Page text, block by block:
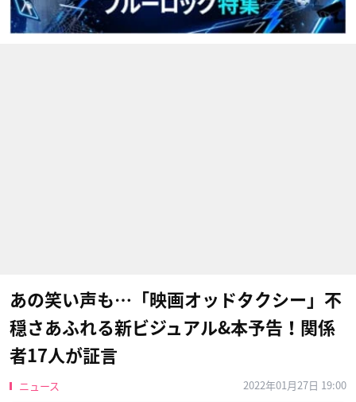
あの笑い声も…「映画オッドタクシー」不
穏さあふれる新ビジュアル&本予告！関係
者17人が証言
ニュース 2022年01月27日 19:00